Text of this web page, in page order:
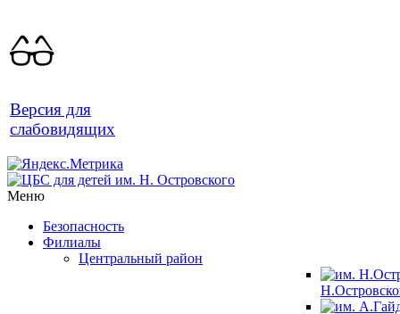
Версия для
слабовидящих
Меню
Безопасность
Филиалы
Центральный район